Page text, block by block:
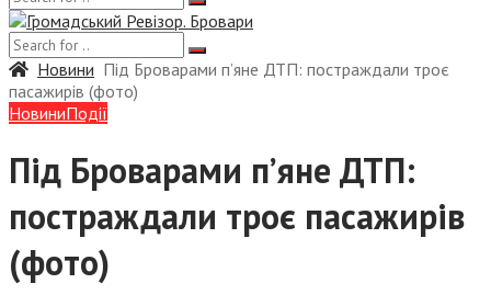
Новини Під Броварами п’яне ДТП: постраждали троє
пасажирів (фото)
НовиниПодії
Під Броварами п’яне ДТП:
постраждали троє пасажирів
(фото)